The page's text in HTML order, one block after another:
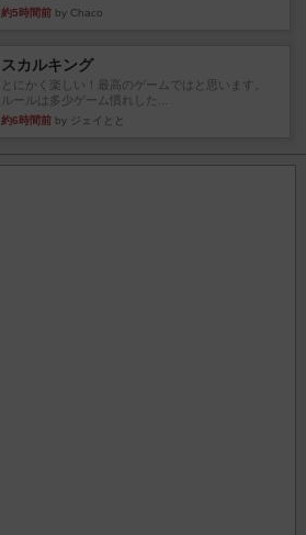
約5時間前 by Chaco
スカルキング
とにかく楽しい！最高のゲームではと思います。
ルールは多少ゲーム慣れした...
約6時間前 by ジェイとと